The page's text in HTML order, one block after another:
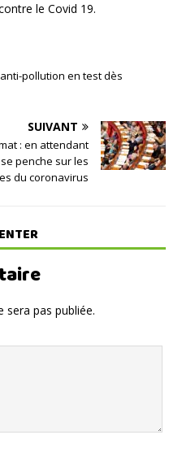
le Covid 19.
pollution en test dès
SUIVANT
: en attendant
penche sur les
du coronavirus
sera pas publiée.